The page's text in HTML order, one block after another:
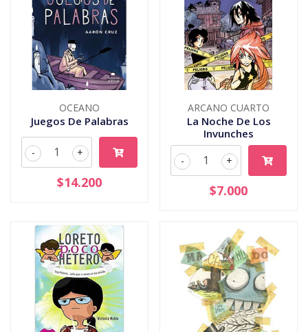
OCEANO
Juegos De Palabras
+
-
$14.200
ARCANO CUARTO
La Noche De Los
Invunches
+
-
$7.000